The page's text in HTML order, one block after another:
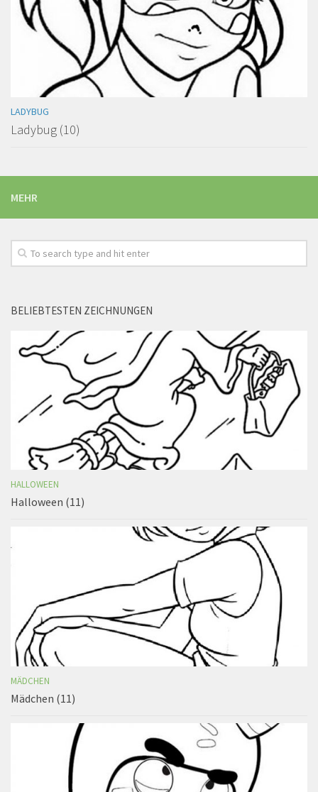
LADYBUG
Ladybug (10)
MEHR
BELIEBTESTEN ZEICHNUNGEN
HALLOWEEN
Halloween (11)
MÄDCHEN
Mädchen (11)